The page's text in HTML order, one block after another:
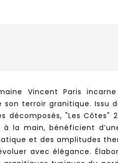
Vincent Paris
terroir granitique. Issu
décomposés, "Les
la main, bénéficient
et des amplitudes
avec élégance.